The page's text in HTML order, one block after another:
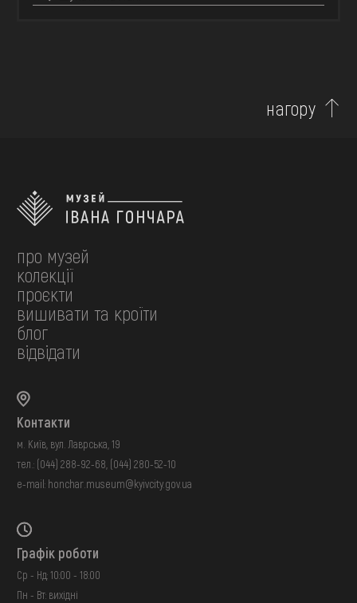
нагору
про музей
колекції
проєкти
вишивати та кроїти
блог
відвідати
Контакти
м. Київ, вул. Лаврська, 19
тел.: (044) 288-92-68 (044) 280-52-10
e-mail: honchar.museum@kyivcity.gov.ua
Графік роботи
Ср - Нд: 10:00 - 18:00
Пн - Вт: вихідні